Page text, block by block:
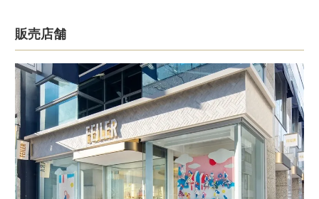
販売店舗